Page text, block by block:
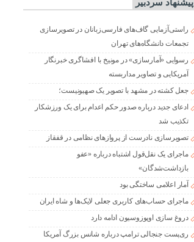
پیشنهاد سردبیر
راستی‌آزمایی گاف‌های فارسی‌زبانان در تصویرسازی
تجمعات دانشگاه‌های تهران
رسوایی «آمارسازی» در مونیخ با افشاگری خبرنگار
آمریکایی و تصاویر مداربسته
جعل کشته در مشهد با تصویر یک صهیونیست؛
ادعای جدید درباره صدور حکم اعدام برای یک ورزشکار
تکذیب شد
تصویرسازی نادرست از پروازهای نظامی در قفقاز
ماجرای یک نقل‌قول اشتباه درباره «عفو
بازداشت‌شدگان»
آمار اعلامی ساختگی بود
ماجرای حساب‌های کاربری جعلی لایک‌ها و شاه ایران
دروغ سازی اوپوزوسیون ادامه دارد
ری‌پست جنجالی ترامپ درباره شانس بزرگ آمریکا